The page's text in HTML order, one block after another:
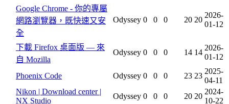
Google Chrome - 你的專屬
網路瀏覽器，既快速又安
全
Odyssey 0 0 0 20 20
2026-
01-12
下載 Firefox 桌面版 — 來
自 Mozilla
Odyssey 0 0 0 14 14
2026-
01-12
Phoenix Code Odyssey 0 0 0 23 23
2025-
04-11
Nikon | Download center |
NX Studio
Odyssey 0 0 0 20 20
2024-
10-22